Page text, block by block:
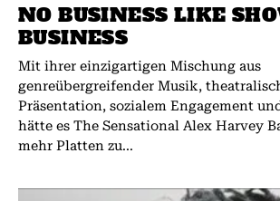
NO BUSINESS LIKE
BUSINESS
Mit ihrer einzigartigen Mischung aus
genreübergreifender Musik,
Präsentation, sozialem Engagement
hätte es The Sensational Alex Harvey
mehr Platten zu...